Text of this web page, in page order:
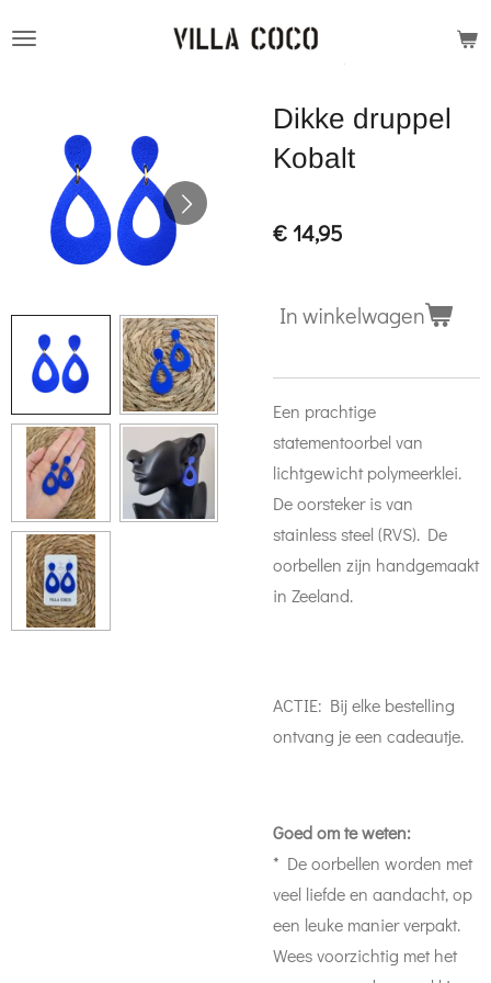
hoofdinhoud
Dikke druppel
Kobalt
€ 14,95
In winkelwagen
Een prachtige
statementoorbel van
lichtgewicht polymeerklei.
De oorsteker is van
stainless steel (RVS). De
oorbellen zijn handgemaakt
in Zeeland.
ACTIE: Bij elke bestelling
ontvang je een cadeautje.
Goed om te weten:
* De oorbellen worden met
veel liefde en aandacht, op
een leuke manier verpakt.
Wees voorzichtig met het